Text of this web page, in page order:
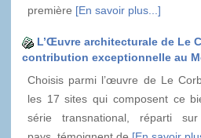
première [En savoir plus...]
L’Œuvre architecturale de Le
contribution exceptionnelle au
Choisis parmi l’œuvre de Le
les 17 sites qui composent ce
série transnational, réparti